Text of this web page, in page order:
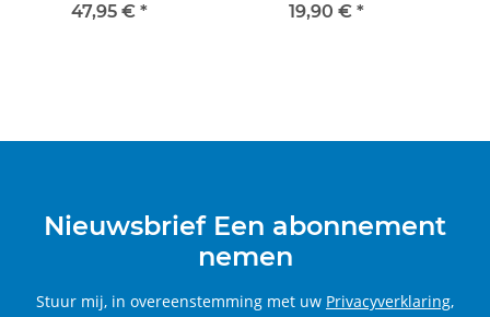
47,95 € *
19,90 € *
Nieuwsbrief Een abonnement
nemen
Stuur mij, in overeenstemming met uw Privacyverklaring,